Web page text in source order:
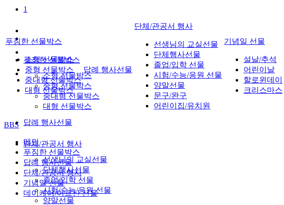
1
푸짐한 선물박스
소형 선물박스
중형 선물박스
중대형 선물박스
대형 선물박스
답례 행사선물
단체/관공서 행사
선생님의 교실선물
단체행사선물
졸업/입학 선물
시험/수능/응원 선물
양말선물
푸짐한 선물박스
소형 선물박스
중형 선물박스
중대형 선물박스
대형 선물박스
답례 행사선물
단체/관공서 행사
선생님의 교실선물
단체행사선물
졸업/입학 선물
시험/수능/응원 선물
양말선물
문구/완구
어린이집/유치원
기념일 선물
설날/추석
어린이날
할로윈데이
크리스마스
BBS
메인
푸짐한 선물박스
답례 행사선물
단체/관공서 행사
기념일 선물
데이케어/어르신 선물